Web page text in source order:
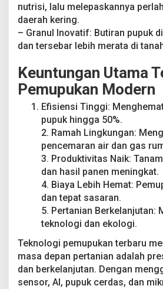
nutrisi, lalu melepaskannya
daerah kering.
– Granul Inovatif: Butiran pupuk
dan tersebar lebih merata di
Keuntungan Utama
Pemupukan Modern
Efisiensi Tinggi:
pupuk hingga 50%.
2. Ramah Lingkungan:
pencemaran air dan gas
3. Produktivitas Naik:
dan hasil panen meningkat.
4. Biaya Lebih Hemat:
dan tepat sasaran.
5. Pertanian Berkelanjutan:
teknologi dan ekologi.
Teknologi pemupukan terbaru
masa depan pertanian adalah
dan berkelanjutan. Dengan
sensor, AI, pupuk cerdas, dan